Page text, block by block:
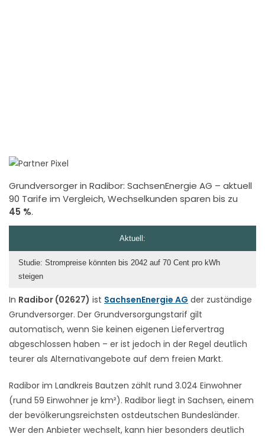
Grundversorger in Radibor: SachsenEnergie AG – aktuell
90 Tarife im Vergleich, Wechselkunden sparen bis zu
45 %.
In Radibor (02627) ist SachsenEnergie AG der zuständige
Grundversorger. Der Grundversorgungstarif gilt
automatisch, wenn Sie keinen eigenen Liefervertrag
abgeschlossen haben – er ist jedoch in der Regel deutlich
teurer als Alternativangebote auf dem freien Markt.
Radibor im Landkreis Bautzen zählt rund 3.024 Einwohner
(rund 59 Einwohner je km²). Radibor liegt in Sachsen, einem
der bevölkerungsreichsten ostdeutschen Bundesländer.
Wer den Anbieter wechselt, kann hier besonders deutlich
Aktuell:
Studie: Strompreise könnten bis 2042 auf 70 Cent pro kWh
steigen